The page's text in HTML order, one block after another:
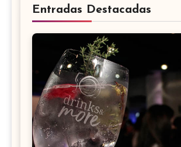
Entradas Destacadas